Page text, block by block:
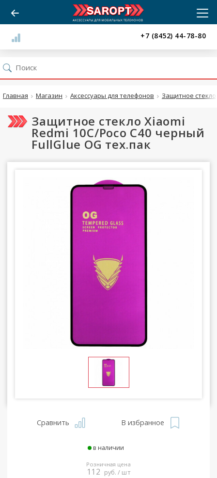
+7 (8452) 44-78-80
Главная Магазин Аксессуары для телефонов Защитное стекло
Защитное стекло Xiaomi
Redmi 10C/Poco C40 черный
FullGlue OG тех.пак
Сравнить В избранное
в наличии
Розничная цена
112 руб. / шт